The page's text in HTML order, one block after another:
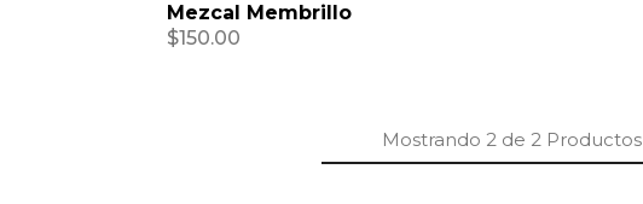
Mezcal Membrillo
$150.00
Mostrando 2 de 2 Productos